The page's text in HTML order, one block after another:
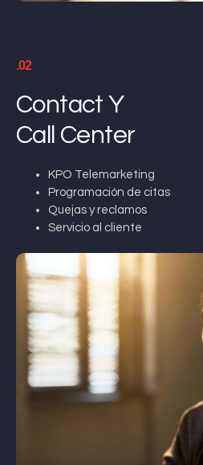
.02
Contact Y
Call Center
KPO Telemarketing
Programación de citas
Quejas y reclamos
Servicio al cliente